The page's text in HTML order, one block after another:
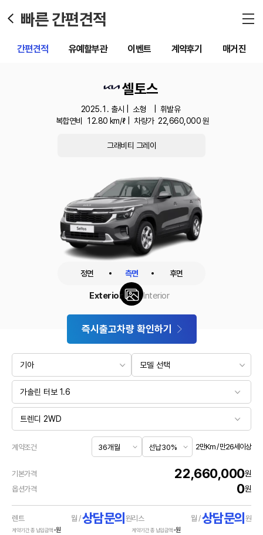
빠른 간편견적
간편견적 유예할부관 이벤트 계약후기 매거진
셀토스
2025.1. 출시 | 소형
휘발유
복합연비
12.80 km/ℓ | 차량가 22,660,000원
그래비티 그레이
정면 측면 후면
Exterior Interior
즉시출고차량 확인하기
계약조건 2만Km / 만26세이상
기본가격 22,660,000원
옵션가격 0원
렌트 월 /상담문의원
계약기간 총 납입금액-원
리스 월 /상담문의원
계약기간 총 납입금액-원